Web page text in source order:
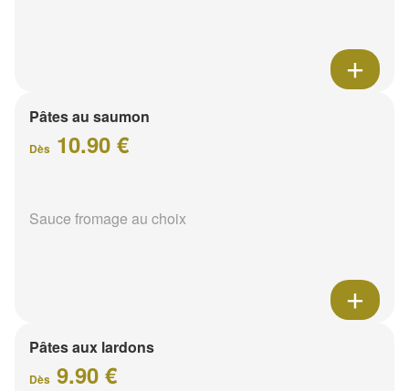
Pâtes au saumon
Dès 10.90 €
Sauce fromage au choix
Pâtes aux lardons
Dès 9.90 €